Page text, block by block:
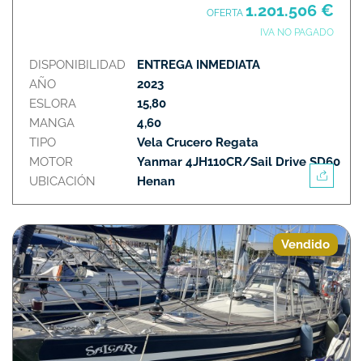
OFERTA 1.201.506 €
IVA NO PAGADO
DISPONIBILIDAD
AÑO
ESLORA
MANGA
TIPO
MOTOR
UBICACIÓN
ENTREGA INMEDIATA
2023
15,80
4,60
Vela Crucero Regata
Yanmar 4JH110CR/Sail Drive SD60
Henan
Vendido